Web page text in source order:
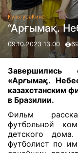
КультураКино
“Арғымақ.
09.10.2023 13:00
Завершились
«Арғымақ.
казахстанским
в Бразилии.
Фильм
футбольной
детского
футболист по